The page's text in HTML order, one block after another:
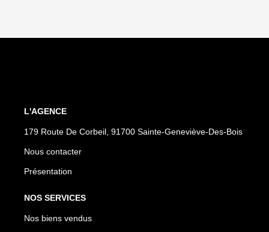
L'AGENCE
179 Route De Corbeil, 91700 Sainte-Geneviève-Des-Bois
Nous contacter
Présentation
NOS SERVICES
Nos biens vendus